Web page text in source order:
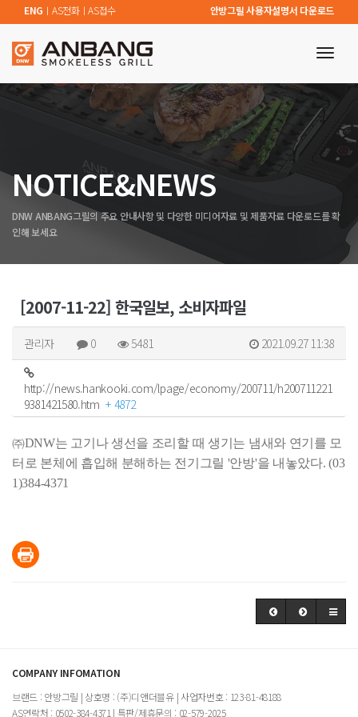
ENG ㅣ AS전화ㅣAS접수 안방그릴 사용자설명서 다운로드
NOTICE&NEWS
DNW ANBANG그릴의 주요 안내사항 및 다양한 미디어자료 및 제품자료 다운로드를 확
인해 보세요
[2007-11-22] 한국일보, 소비자파일
관리자 0 5481 2021.09.27 11:38
http://news.hankooki.com/lpage/economy/200711/h200711221
9381421580.htm+ 4872
㈜DNW는 고기나 생선을 조리할 때 생기는 냄새와 연기를 모
터로 본체에 흡입해 분해하는 전기그릴 '안방'을 내놓았다. (03
1)384-4371
COMPANY INFOMATION
브랜드 : 안방그릴 | 상호명 : (주)디앤더블유 | 사업자번호 : 123-81-48188
AS연락처 : 0502-384-4371 | 특판/제휴문의 : 02-579-2025